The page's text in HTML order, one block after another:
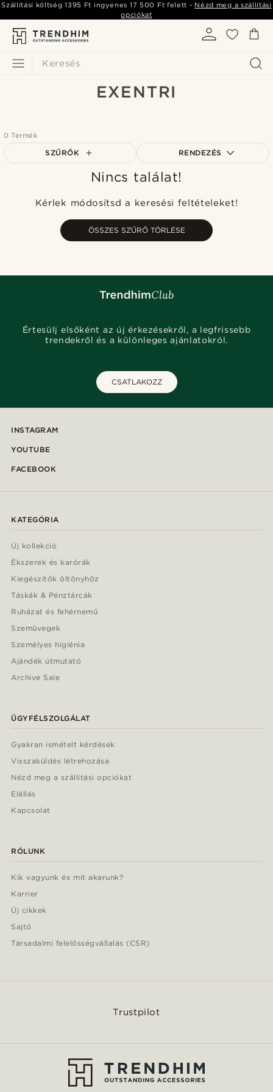
Keresés
Szállítási költség1395 Ft ingyenes 17 500 Ft felett - Nézd meg a szállítási
opciókat
EXENTRI
0 Termék
SZŰRŐK RENDEZÉS
A legkeresettebb
Legmagasabb ár
Nincs találat!
Kérlek módosítsd a keresési feltételeket!
ÖSSZES SZŰRŐ TÖRLÉSE
Értesülj elsőként az új érkezésekről, a legfrissebb
trendekről és a különleges ajánlatokról.
CSATLAKOZZ
INSTAGRAM
YOUTUBE
FACEBOOK
KATEGÓRIA
Új kollekció
Ékszerek és karórák
Kiegészítők öltönyhöz
Táskák & Pénztárcák
Ruházat és fehérnemű
Szemüvegek
Személyes higiénia
Ajándék útmutató
Archive Sale
ÜGYFÉLSZOLGÁLAT
Gyakran ismételt kérdések
Visszaküldés létrehozása
Nézd meg a szállítási opciókat
Elállás
Kapcsolat
RÓLUNK
Kik vagyunk és mit akarunk?
Karrier
Új cikkek
Sajtó
Társadalmi felelősségvállalás (CSR)
Trustpilot